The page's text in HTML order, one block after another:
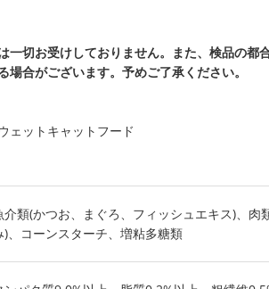
一切お受けしておりません。また、検品の都
合がございます。予めご了承ください。
ェットキャットフード
介類(かつお、まぐろ、フィッシュエキス)、肉
)、コーンスターチ、増粘多糖類